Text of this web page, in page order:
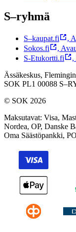
S–ryhmä
S–kaupat.fi ,
Sokos.fi
,
S-Etukortti.fi
,
Ässäkeskus,
SOK PL1 00088
© SOK 2026
Maksutavat: Visa,
Nordea, OP, Danske
Oma Säästöpankki,